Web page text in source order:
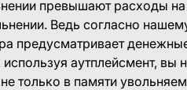
превышают расходы на
Ведь согласно
предусматривает
аутплейсмент, вы
только в памяти